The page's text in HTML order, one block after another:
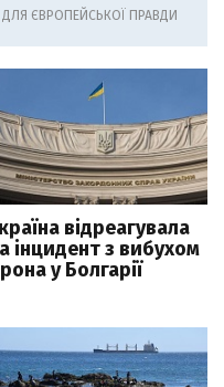
відреагувала
інцидент з вибухом
у Болгарії
ДЛЯ ЄВРОПЕЙСЬКОЇ ПРАВДИ